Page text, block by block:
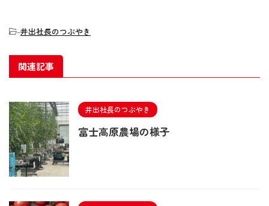
-井出社長のつぶやき
関連記事
井出社長のつぶやき
富士高原農場の様子